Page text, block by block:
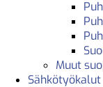
Muut
Sähkötyökalut